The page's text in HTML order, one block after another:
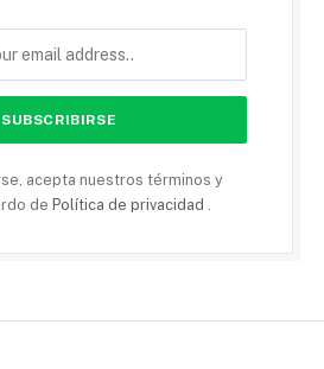
acepta nuestros términos y
de Política de privacidad .